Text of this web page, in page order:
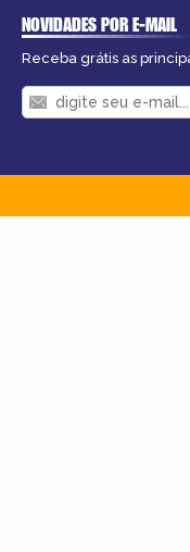
NOVIDADES POR E-MAIL
Receba grátis as